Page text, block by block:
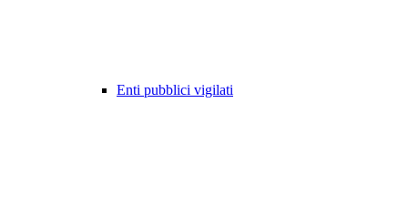
Enti pubblici vigilati